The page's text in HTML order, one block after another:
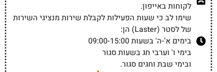
לקוחות באייפון.
שימו לב כי שעות הפעילות לקבלת שירות מנציגי השירות
של לסטר (Laster) הן:
בימים א'-ה' בשעות 09:00-15:00
בימי ו' וערבי חג בשעות סגור
ובימי שבת וחגים סגור.